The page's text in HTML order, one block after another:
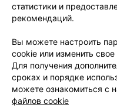
Обработка
статистики и
рекомендаций.
Вы можете настроить
cookie или изменить
Для получения
сроках и порядке
можете ознакомиться с
файлов cookie